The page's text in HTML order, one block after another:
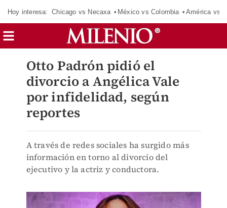
Hoy interesa: Chicago vs Necaxa México vs Colombia América vs
Otto Padrón pidió el
divorcio a Angélica Vale
por infidelidad, según
reportes
A través de redes sociales ha surgido más
información en torno al divorcio del
ejecutivo y la actriz y conductora.